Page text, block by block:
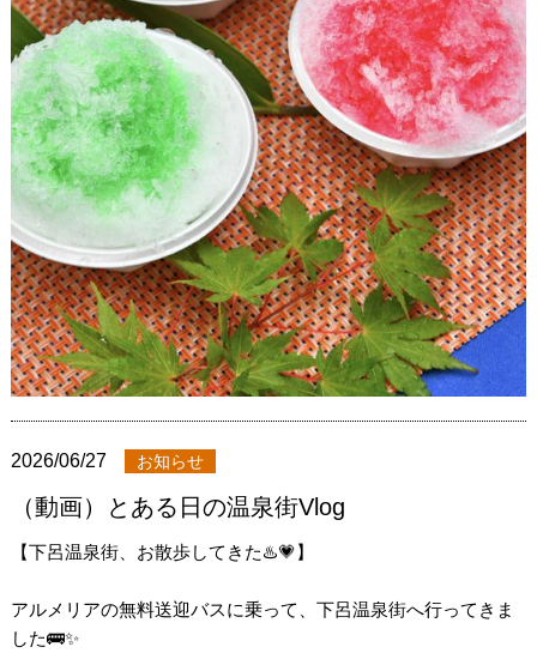
2026/06/27 お知らせ
（動画）とある日の温泉街Vlog
【下呂温泉街、お散歩してきた♨️💗】
アルメリアの無料送迎バスに乗って、下呂温泉街へ行ってきま
した🚌✨